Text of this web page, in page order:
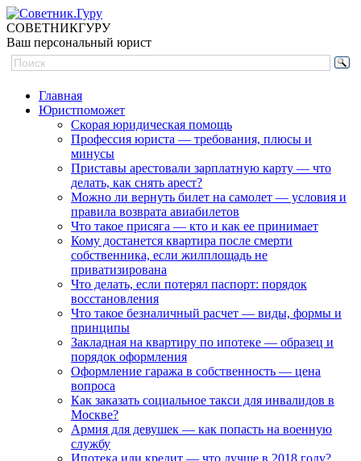
СОВЕТНИКГУРУ
Ваш персональный юрист
Главная
Юристпоможет
Скорая юридическая помощь
Профессия юриста — требования, плюсы и
минусы
Приставы арестовали зарплатную карту — что
делать, как снять арест?
Можно ли вернуть билет на самолет — условия и
правила возврата авиабилетов
Что такое присяга — кто и как ее принимает
Кому достанется квартира после смерти
собственника, если жилплощадь не
приватизирована
Что делать, если потерял паспорт: порядок
восстановления
Что такое безналичный расчет — виды, формы и
принципы
Закладная на квартиру по ипотеке — образец и
порядок оформления
Оформление гаража в собственность — цена
вопроса
Как заказать социальное такси для инвалидов в
Москве?
Армия для девушек — как попасть на военную
службу
Ипотека или кредит — что лучше в 2018 году?